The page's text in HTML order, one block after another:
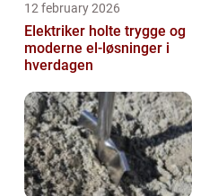
12 february 2026
Elektriker holte trygge og
moderne el-løsninger i
hverdagen